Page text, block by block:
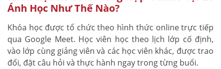
Ánh Học Như Thế Nào?
Khóa học được tổ chức theo hình thức online trực tiếp
qua Google Meet. Học viên học theo lịch lớp cố định,
vào lớp cùng giảng viên và các học viên khác, được trao
đổi, đặt câu hỏi và thực hành ngay trong từng buổi.